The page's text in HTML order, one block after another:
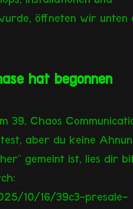
öffneten wir unten
hat begonnen
39. Chaos
aber du keine
gemeint ist, lies dir
10/16/39c3-presale-